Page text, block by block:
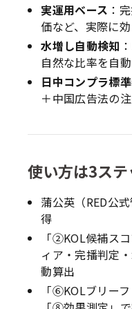
実運用ベース ：
価など、実際に
水増し自動検知
自然な比率を自
日中コンプラ標
＋中国広告法の
使い方は3ス
蒲公英（RED公
得
「②KOL候補ス
ィア・完播判定
動算出
「⑥KOLブリー